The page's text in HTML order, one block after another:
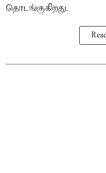
தொடங்குகிறது.